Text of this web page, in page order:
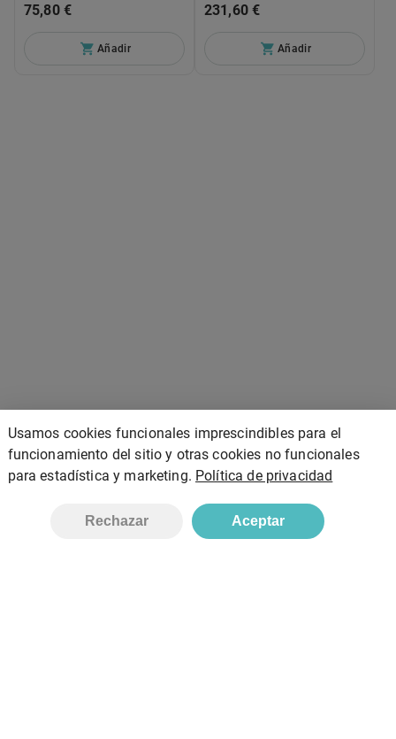
75,80 €
Añadir
231,60 €
Añadir
Usamos cookies funcionales imprescindibles para el
funcionamiento del sitio y otras cookies no funcionales
para estadística y marketing. Política de privacidad
Rechazar Aceptar